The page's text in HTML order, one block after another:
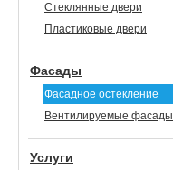
Стеклянные двери
Пластиковые двери
Фасады
Фасадное остекление
Вентилируемые фасады
Услуги